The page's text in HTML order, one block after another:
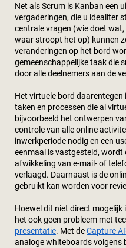
Net als Scrum is Kanban een
vergaderingen, die u idealiter
centrale vragen (wie doet
waar stroopt het op) kunnen
veranderingen op het bord
gemeenschappelijke taak die
door alle deelnemers aan de
Het virtuele bord
taken en processen die al
bijvoorbeeld het ontwerpen
controle van alle online
inwerkperiode nodig en een
eenmaal is vastgesteld, wordt
afwikkeling van e-mail- of
verlaagd. Daarnaast is de
gebruikt kan worden voor
Hoewel dit niet direct mogelijk
het ook geen probleem met
presentatie. Met deCapture
analoge whiteboards volgens